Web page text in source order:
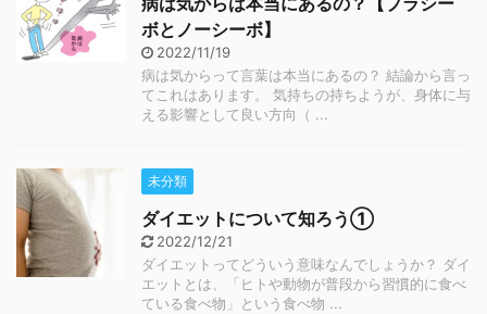
ボとノーシーボ】
2022/11/19
病は気からって言葉は本当にあるの？ 結論から言っ
てこれはあります。 気持ちの持ちようが、身体に与
える影響として良い方向（ ...
未分類
ダイエットについて知ろう①
2022/12/21
ダイエットってどういう意味なんでしょうか？ ダイ
エットとは、「ヒトや動物が普段から習慣的に食べ
ている食べ物」という食べ物 ...